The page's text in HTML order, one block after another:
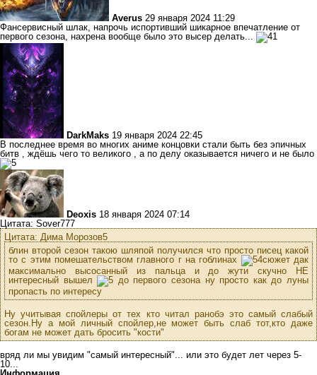
Averus 29 января 2024 11:29
Фансервисный шлак, напрочь испортивший шикарное впечатление от
первого сезона, нахрена вообще было это высер делать...
DarkMaks 19 января 2024 22:45
В последнее время во многих аниме концовки стали быть без эпичных
битв , ждёшь чего то великого , а по делу оказывается ничего и не было
Deoxis 18 января 2024 07:14
Цитата: Sover777
Цитата: Дима Морозов5
блин второй сезон такою шляпой получился что просто писец какой
то с этим помешательством главного г на гоблинах
сюжет дак
максимально высосанный из пальца и до жути скучно НЕ
интересный вышел
до первого сезона ну просто как до луны
пропасть по интересу
Ну учитывая спойлеры от тех кто читал ранобэ это самый слабый
сезон.Ну а мой личный спойлер,не может быть слаб тот,кто даже
богам не может дать бросить "кости"
вряд ли мы увидим "самый интересный"... или это будет лет через 5-
10...